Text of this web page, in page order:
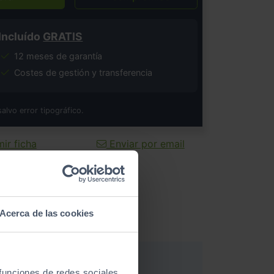
Acerca de las cookies
GRATIS
12 meses de garantía
Costes de gestión y transferencia
error tipográfico.
ficha Enviar por email